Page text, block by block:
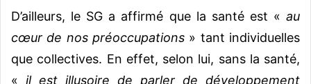
D’ailleurs, le SG a affirmé que la santé est « au
cœur de nos préoccupations » tant individuelles
que collectives. En effet, selon lui, sans la santé,
« il est illusoire de parler de développement